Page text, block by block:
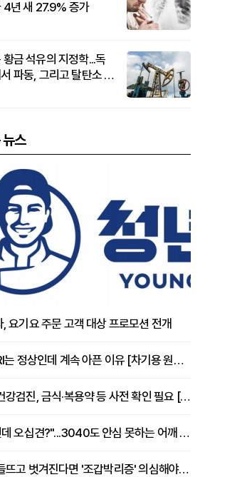
4년 새 27.9% 증가
황금 석유의 지정학...독
파동, 그리고 탈탄소 패
뉴스
요기요 주문 고객 대상 프로모션 전개
허리 MRI는 정상인데 계속 아픈 이유 [차기용 원장 칼럼]
휴가철 건강검진, 금식·복용약 등 사전 확인 필요 [정도감 원장 칼럼]
"40대인데 오십견?"...3040도 안심 못하는 어깨 유착성 관절낭염
손발톱 들뜨고 벗겨진다면 '조갑박리증' 의심해야 [김철윤 원장 칼럼]